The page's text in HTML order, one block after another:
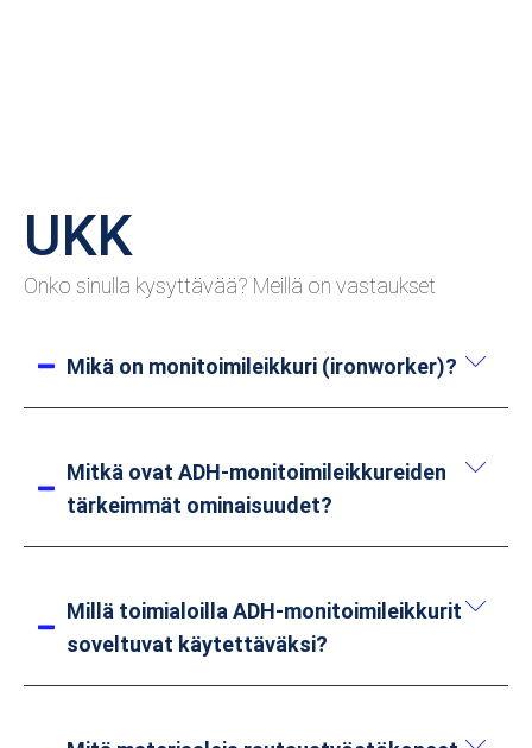
UKK
Onko sinulla kysyttävää? Meillä on vastaukset
Mikä on monitoimileikkuri (ironworker)?
metallinkäsittelylaite, joka yhdistää useita
toimintoja, kuten lävistyksen, leikkauksen,
laajalti ohutlevyn käsittelyssä, rakennusalalla,
koneenrakennuksessa ja muilla
teollisuudenaloilla.
Mitkä ovat ADH-monitoimileikkureiden
tärkeimmät ominaisuudet?
pystyy suorittamaan useita
metallinkäsittelytoimintoja.
Korkea tehokkuus:Pystyy suorittamaan
Millä toimialoilla ADH-monitoimileikkurit
soveltuvat käytettäväksi?